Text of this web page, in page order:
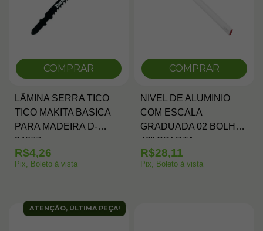
COMPRAR
LÂMINA SERRA TICO
TICO MAKITA BASICA
PARA MADEIRA D-
34877
R$4,26
Pix, Boleto à vista
COMPRAR
NIVEL DE ALUMINIO
COM ESCALA
GRADUADA 02 BOLHAS
40" SPARTA
R$28,11
Pix, Boleto à vista
ATENÇÃO, ÚLTIMA PEÇA!